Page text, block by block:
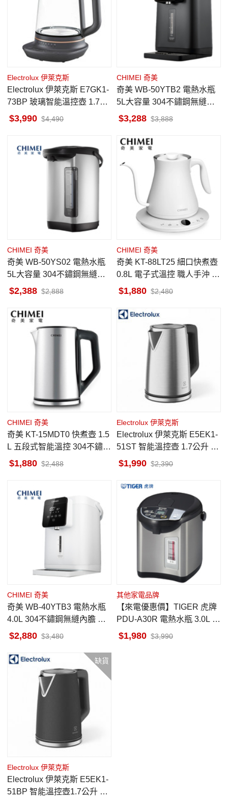
Electrolux 伊萊克斯
Electrolux 伊萊克斯 E7GK1-
73BP 玻璃智能溫控壺 1.7公
升 Explore 7
3,990 4,490
CHIMEI 奇美
奇美 WB-50YTB2 電熱水瓶
5L大容量 304不鏽鋼無縫內
膽 大視窗觸控面板 七段智能
3,288 3,888
CHIMEI 奇美
奇美 WB-50YS02 電熱水瓶
5L大容量 304不鏽鋼無縫內
膽 大按鍵操作面板 三段保溫
2,388 2,888
CHIMEI 奇美
奇美 KT-88LT25 細口快煮壺
0.8L 電子式溫控 職人手沖 智
能保溫 304不鏽鋼內膽
1,880 2,480
CHIMEI 奇美
奇美 KT-15MDT0 快煮壺 1.5
L 五段式智能溫控 304不鏽鋼
內膽 英國STRIX溫控器
1,880 2,488
Electrolux 伊萊克斯
Electrolux 伊萊克斯 E5EK1-
51ST 智能溫控壺 1.7公升 極
致美味 不鏽鋼色
1,990 2,390
CHIMEI 奇美
奇美 WB-40YTB3 電熱水瓶
4.0L 304不鏽鋼無縫內膽 大
視窗觸控面板 七段智能溫控
2,880 3,480
其他家電品牌
【來電優惠價】TIGER 虎牌
PDU-A30R 電熱水瓶 3.0L 超
大按鍵 日本製
1,980 3,990
缺貨
Electrolux 伊萊克斯
Electrolux 伊萊克斯 E5EK1-
51BP 智能溫控壺1.7公升 極